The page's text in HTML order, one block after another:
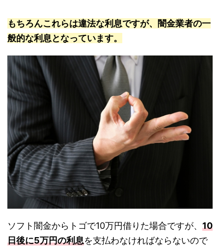
もちろんこれらは違法な利息ですが、闇金業者の一
般的な利息となっています。
ソフト闇金からトゴで10万円借りた場合ですが、 10
日後に5万円の利息を支払わなければならないので